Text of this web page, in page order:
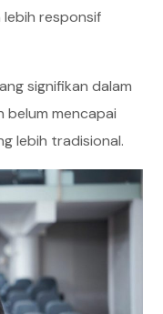
responsif
signifikan dalam
belum mencapai
lebih tradisional.